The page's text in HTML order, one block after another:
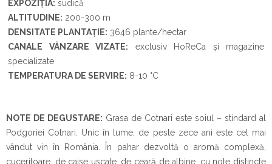
EXPOZIȚIA: sudică
ALTITUDINE: 200-300 m
DENSITATE PLANTAȚIE: 3646 plante/hectar
CANALE VÂNZARE VIZATE: exclusiv HoReCa și magazine
specializate
TEMPERATURA DE SERVIRE: 8-10 °C
NOTE DE DEGUSTARE: Grasa de Cotnari este soiul – stindard al
Podgoriei Cotnari. Unic în lume, de peste zece ani este cel mai
vândut vin în România. În pahar dezvoltă o aromă complexă,
cuceritoare, de caise uscate, de ceară de albine, cu note distincte